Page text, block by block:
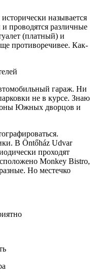
называется
проводятся различные
(платный) и
противоречивее. Как-
гараж. Ни
не в курсе. Знаю
Южных дворцов и
В Öntőház Udvar
проходят
Monkey Bistro,
Но местечко